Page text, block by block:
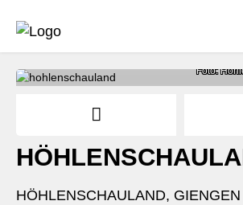
Foto:
HÖHLENSCHAULAND,